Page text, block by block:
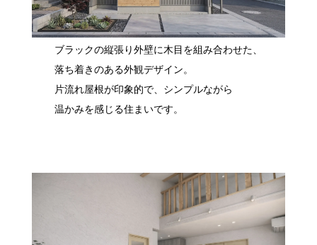
ブラックの縦張り外壁に木目を組み合わせた、
落ち着きのある外観デザイン。
片流れ屋根が印象的で、シンプルながら
温かみを感じる住まいです。